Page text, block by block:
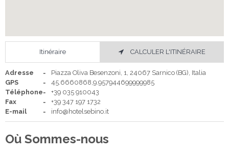
ITALIANO
PORTUGUÊS
Itinéraire CALCULER L'ITINÉRAIRE
Adresse
Piazza Oliva Besenzoni, 1, 24067 Sarnico (BG), Italia
GPS
45.6660868,9.957944699999985
Téléphone
+39 035 910043
Fax
+39 347 197 1732
E-mail
info@hotelsebino.it
Où Sommes-nous